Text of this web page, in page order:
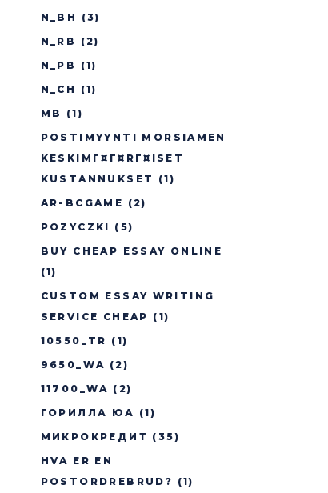
N_BH
(3)
N_RB
(2)
N_PB
(1)
N_CH
(1)
MB
(1)
POSTIMYYNTI MORSIAMEN
KESKIMГ¤Г¤RГ¤ISET
KUSTANNUKSET
(1)
AR-BCGAME (2)
POZYCZKI (5)
BUY CHEAP ESSAY ONLINE
(1)
CUSTOM ESSAY WRITING
SERVICE CHEAP (1)
10550_TR (1)
9650_WA (2)
11700_WA (2)
ГОРИЛЛА ЮА (1)
МИКРОКРЕДИТ (35)
HVA ER EN
POSTORDREBRUD? (1)